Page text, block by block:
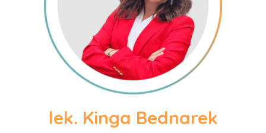
lek. Kinga Bednarek